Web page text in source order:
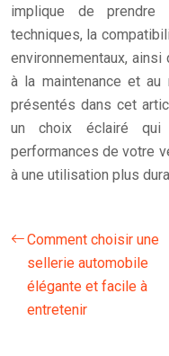
implique de prendre
techniques, la
environnementaux,
à la maintenance et au
présentés dans cet
un choix éclairé qui
performances de votre
à une utilisation plus
Comment choisir une
sellerie automobile
élégante et facile à
entretenir